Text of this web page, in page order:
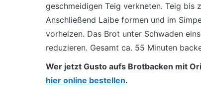
geschmeidigen Teig verkneten. Teig bis
Anschließend Laibe formen und im
vorheizen. Das Brot unter Schwaden
reduzieren. Gesamt ca. 55 Minuten
Wer jetzt Gusto aufs Brotbacken mit
hier online bestellen.